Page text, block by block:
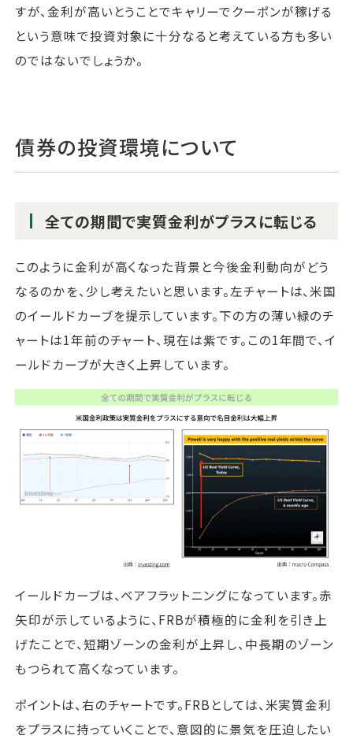
すが、金利が高いとうことでキャリーでクーポンが稼げる
という意味で投資対象に十分なると考えている方も多い
のではないでしょうか。
債券の投資環境について
全ての期間で実質金利がプラスに転じる
このように金利が高くなった背景と今後金利動向がどう
なるのかを、少し考えたいと思います。左チャートは、米国
のイールドカーブを提示しています。下の方の薄い緑のチ
ャートは1年前のチャート、現在は紫です。この1年間で、イ
ールドカーブが大きく上昇しています。
イールドカーブは、ベアフラットニングになっています。赤
矢印が示しているように、FRBが積極的に金利を引き上
げたことで、短期ゾーンの金利が上昇し、中長期のゾーン
もつられて高くなっています。
ポイントは、右のチャートです。FRBとしては、米実質金利
をプラスに持っていくことで、意図的に景気を圧迫したい